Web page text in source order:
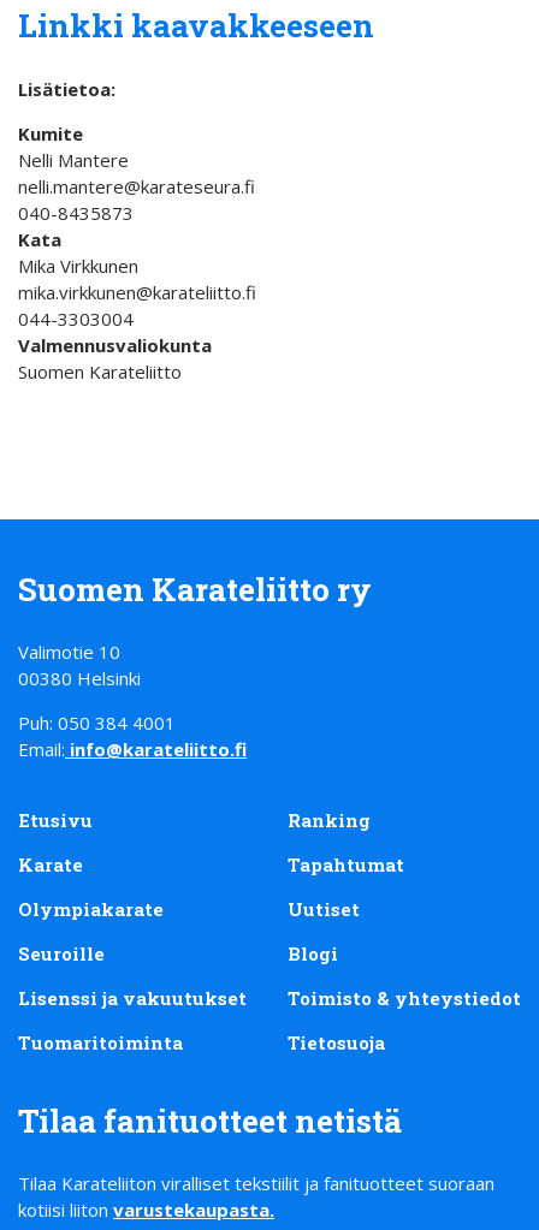
Linkki kaavakkeeseen
Lisätietoa:
Kumite
Nelli Mantere
nelli.mantere@karateseura.fi
040-8435873
Kata
Mika Virkkunen
mika.virkkunen@karateliitto.fi
044-3303004
Valmennusvaliokunta
Suomen Karateliitto
Suomen Karateliitto ry
Valimotie 10
00380 Helsinki
Puh: 050 384 4001
Email: info@karateliitto.fi
Etusivu
Karate
Olympiakarate
Seuroille
Lisenssi ja vakuutukset
Tuomaritoiminta
Ranking
Tapahtumat
Uutiset
Blogi
Toimisto & yhteystiedot
Tietosuoja
Tilaa fanituotteet netistä
Tilaa Karateliiton viralliset tekstiilit ja fanituotteet suoraan
kotiisi liiton varustekaupasta.